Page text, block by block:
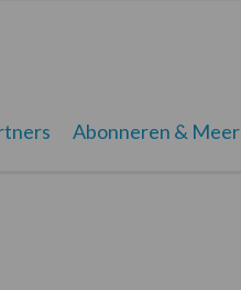
Abonneren & Meer